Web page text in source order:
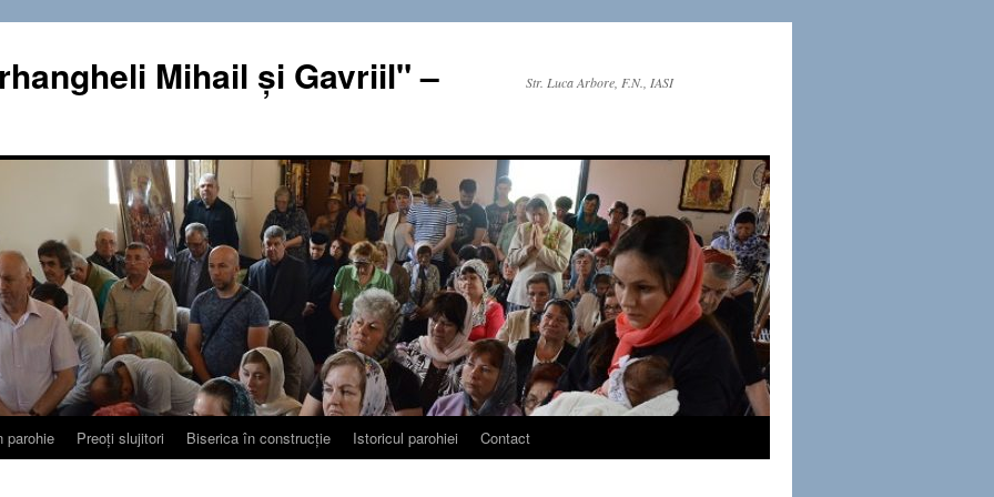
Mihail şi Gavriil" –
Str. Luca Arbore, F.N., IASI
parohie Preoţi slujitori Biserica în construcţie Istoricul parohiei Contact